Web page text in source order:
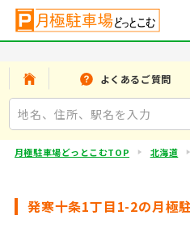
よくあるご質問
月極駐車場どっとこむTOP 北海道
発寒十条1丁目1-2の月極